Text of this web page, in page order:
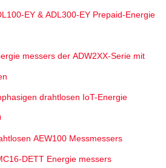
EY & ADL300-EY Prepaid-Energie
messers der ADW2XX-Serie mit
drahtlosen IoT-Energie
AEW100 Messmessers
DETT Energie messers